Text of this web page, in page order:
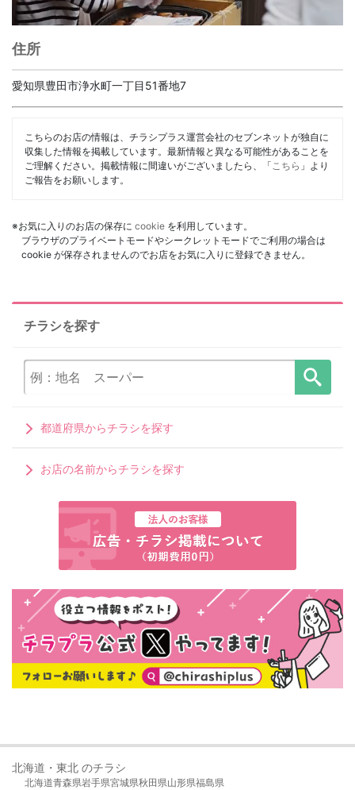
住所
愛知県豊田市浄水町一丁目51番地7
こちらのお店の情報は、チラシプラス運営会社のセブンネットが独自に
収集した情報を掲載しています。最新情報と異なる可能性があることを
ご理解ください。掲載情報に間違いがございましたら、「 こちら 」より
ご報告をお願いします。
※お気に入りのお店の保存に cookie を利用しています。
ブラウザのプライベートモードやシークレットモードでご利用の場合は
cookie が保存されませんのでお店をお気に入りに登録できません。
チラシを探す
都道府県からチラシを探す
お店の名前からチラシを探す
北海道・東北 のチラシ
北海道青森県岩手県宮城県秋田県山形県福島県